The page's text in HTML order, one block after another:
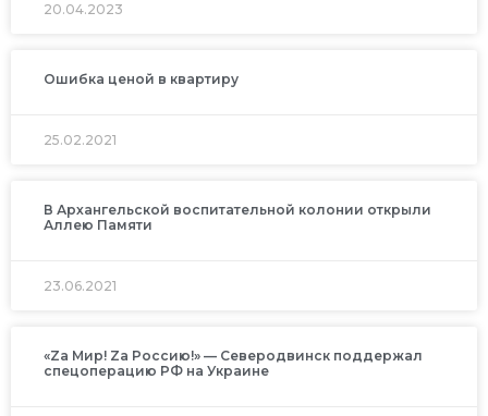
20.04.2023
Ошибка ценой в квартиру
25.02.2021
В Архангельской воспитательной колонии открыли
Аллею Памяти
23.06.2021
«Zа Мир! Zа Россию!» — Северодвинск поддержал
спецоперацию РФ на Украине